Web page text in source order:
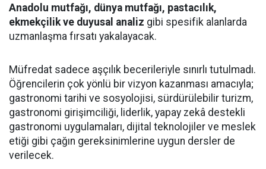
Anadolu mutfağı, dünya mutfağı, pastacılık,
ekmekçilik ve duyusal analiz gibi spesifik alanlarda
uzmanlaşma fırsatı yakalayacak.
Müfredat sadece aşçılık becerileriyle sınırlı tutulmadı.
Öğrencilerin çok yönlü bir vizyon kazanması amacıyla;
gastronomi tarihi ve sosyolojisi, sürdürülebilir turizm,
gastronomi girişimciliği, liderlik, yapay zekâ destekli
gastronomi uygulamaları, dijital teknolojiler ve meslek
etiği gibi çağın gereksinimlerine uygun dersler de
verilecek.